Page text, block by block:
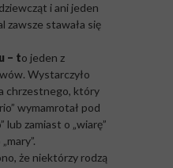
i ani jeden
zawsze stawała się
– to jeden z
Wystarczyło
chrzestnego, który
wymamrotał pod
lub zamiast o „wiarę”
że niektórzy rodzą